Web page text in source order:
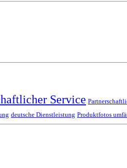
Service
deutsche Dienstleistung Produktfotos